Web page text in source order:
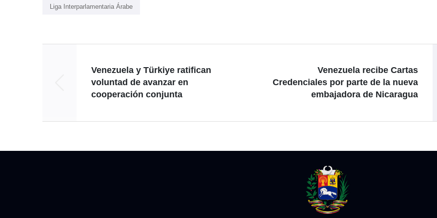
Liga Interparlamentaria Árabe
Venezuela y Türkiye ratifican
voluntad de avanzar en
cooperación conjunta
Venezuela recibe Cartas
Credenciales por parte de la nueva
embajadora de Nicaragua